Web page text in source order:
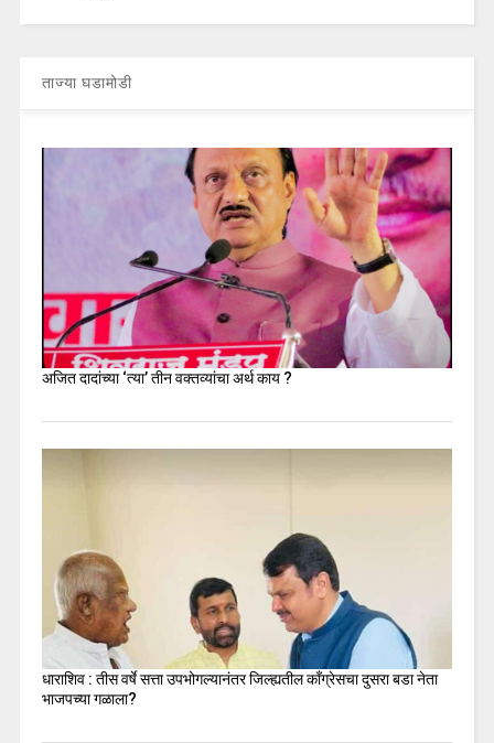
ताज्या घडामोडी
अजित दादांच्या ‘त्या’ तीन वक्तव्यांचा अर्थ काय ?
धाराशिव : तीस वर्षे सत्ता उपभोगल्यानंतर जिल्ह्यतील कॉंग्रेसचा दुसरा बडा नेता
भाजपच्या गळाला?